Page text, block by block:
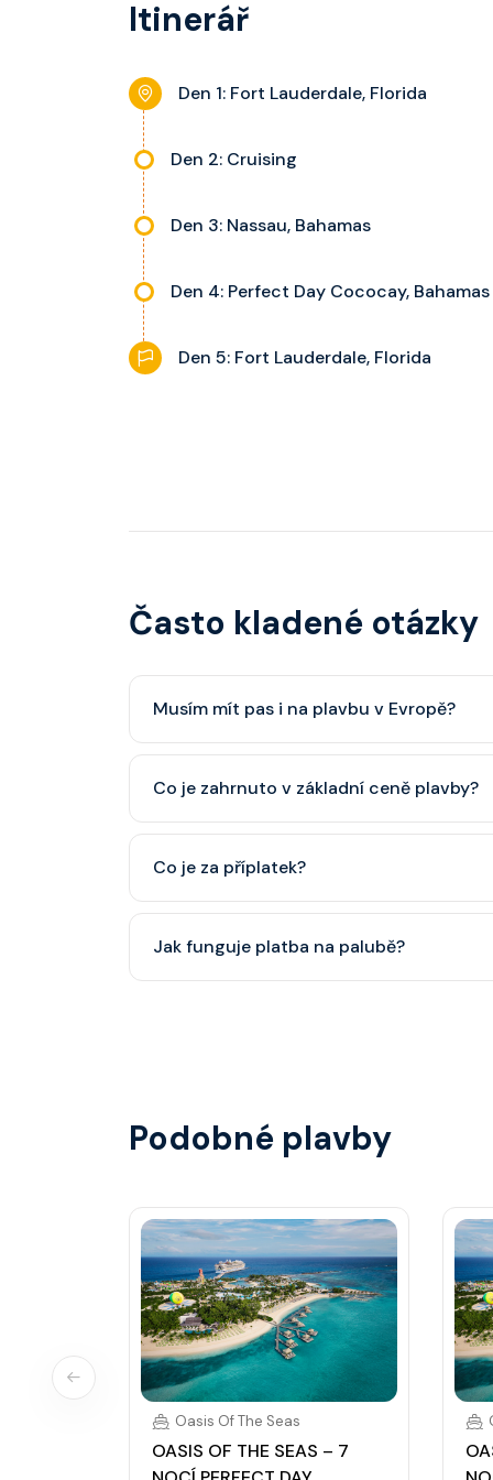
dle kategorie kajuty.
Itinerář
Den 1: Fort Lauderdale, Florida
Den 2: Cruising
Den 3: Nassau, Bahamas
Den 4: Perfect Day Cococay, Bahamas
Den 5: Fort Lauderdale, Florida
Často kladené otázky
Musím mít pas i na plavbu v Evropě?
minimálně 6 měsíců po skončení plavby.
Co je zahrnuto v základní ceně plavby?
nápoje (voda, čaj, káva, limonády apod.).
Co je za příplatek?
některé aktivity.
Jak funguje platba na palubě?
Podobné plavby
Oasis Of The Seas
OASIS OF THE SEAS – 7